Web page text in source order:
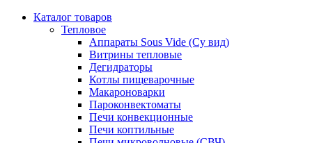
Каталог товаров
Тепловое
Аппараты Sous Vide (Су вид)
Витрины тепловые
Дегидраторы
Котлы пищеварочные
Макароноварки
Пароконвектоматы
Печи конвекционные
Печи коптильные